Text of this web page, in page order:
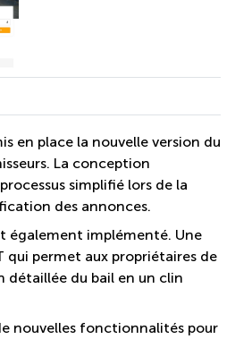
en place la nouvelle version du
La conception
simplifié lors de la
des annonces.
également implémenté. Une
permet aux propriétaires de
détaillée du bail en un clin
nouvelles fonctionnalités pour